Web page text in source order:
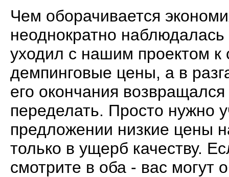
Чем оборачивается
неоднократно
уходил с нашим проектом
демпинговые цены, а в
его окончания
переделать. Просто нужно
предложении низкие цены
только в ущерб качеству.
смотрите в оба - вас могут